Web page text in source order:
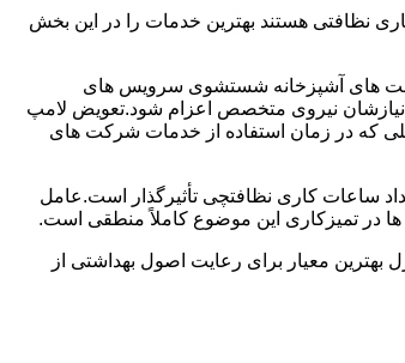
نظافتی هستند بهترین خدمات را در این بخش
های آشپزخانه شستشوی سرویس های
نیازشان نیروی متخصص اعزام شود.تعویض لامپ
که در زمان استفاده از خدمات شرکت های
ساعات کاری نظافتچی تأثیرگذار است.عامل
در تمیزکاری این موضوع کاملاً منطقی است.
معیار برای رعایت اصول بهداشتی از